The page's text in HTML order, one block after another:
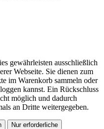
gewährleisten ausschließlich
Webseite. Sie dienen zum
im Warenkorb sammeln oder
kannst. Ein Rückschluss
möglich und dadurch
an Dritte weitergegeben.
Nur erforderliche